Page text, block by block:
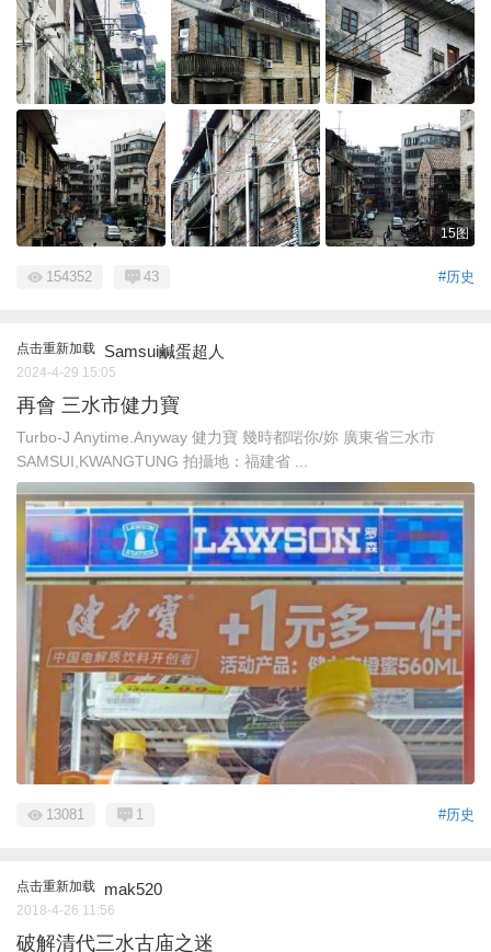
15图
#历史
154352 43
点击重新加载 Samsui鹹蛋超人
2024-4-29 15:05
再會 三水市健力寶
Turbo-J Anytime.Anyway 健力寶 幾時都啱你/妳 廣東省三水市
SAMSUI,KWANGTUNG 拍攝地：福建省 ...
#历史
13081 1
点击重新加载 mak520
2018-4-26 11:56
破解清代三水古庙之迷